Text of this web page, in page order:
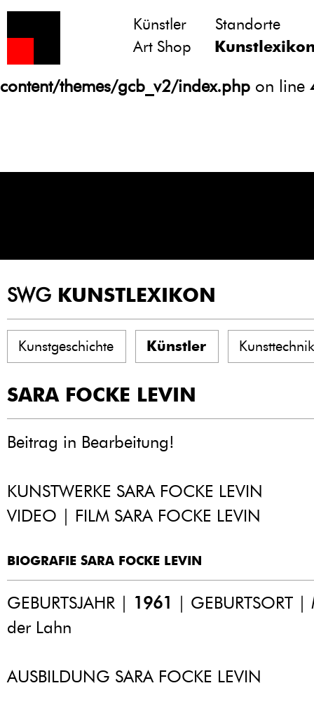
Notice
: Undefined variable: atts in
/homepages/21/d13550920/htdocs/
content/themes/gcb_v2/index.php on line
Künstler
Standorte
Art Shop
SWG KUNSTLEXIKON
Kunstgeschichte Künstler
SARA FOCKE LEVIN
Beitrag in Bearbeitung!
KUNSTWERKE SARA FOCKE LEVIN
VIDEO | FILM SARA FOCKE LEVIN
BIOGRAFIE SARA FOCKE LEVIN
GEBURTSJAHR | 1961 | GEBURTSORT
der Lahn
AUSBILDUNG SARA FOCKE LEVIN